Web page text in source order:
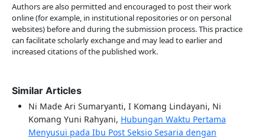
Authors are also permitted and encouraged to post their work
online (for example, in institutional repositories or on personal
websites) before and during the submission process. This practice
can facilitate scholarly exchange and may lead to earlier and
increased citations of the published work.
Similar Articles
Ni Made Ari Sumaryanti, I Komang Lindayani, Ni
Komang Yuni Rahyani, Hubungan Waktu Pertama
Menyusui pada Ibu Post Seksio Sesaria dengan